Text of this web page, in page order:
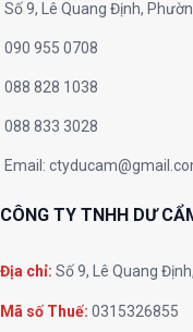
Số 9, Lê Quang Định,
090 955 0708
088 828 1038
088 833 3028
Email:
CÔNG TY TNHH DƯ
Địa chỉ: Số 9, Lê Quang
Mã số Thuế: 0315326855